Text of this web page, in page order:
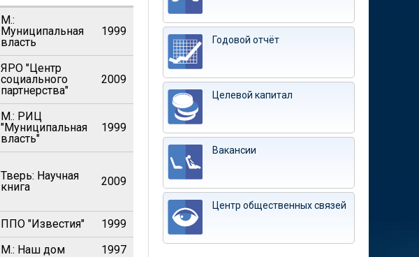
М.:
Муниципальная
власть
1999
ЯРО "Центр
социального
партнерства"
2009
М.: РИЦ
"Муниципальная
власть"
1999
Тверь: Научная
книга
2009
ППО "Известия"
1999
М.: Наш дом 1997
Годовой отчёт
Целевой капитал
Вакансии
Центр общественных связей